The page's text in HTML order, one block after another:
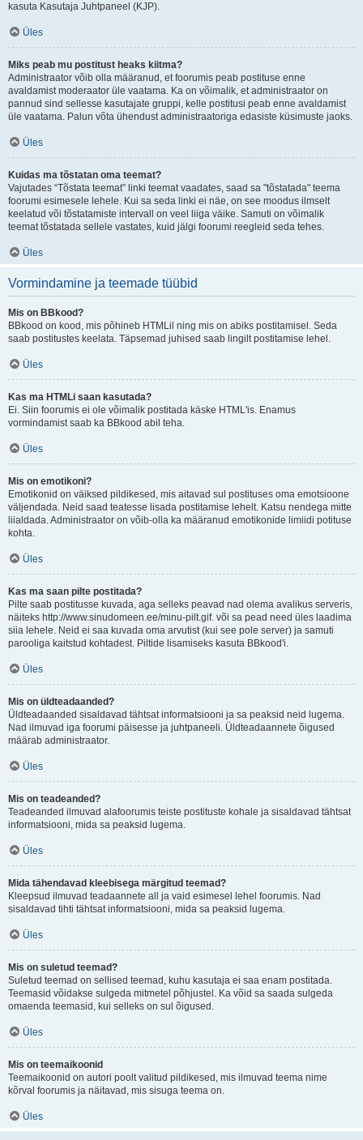
kasuta Kasutaja Juhtpaneel (KJP).
Üles
Miks peab mu postitust heaks kiitma?
Administraator võib olla määranud, et foorumis peab postituse enne
avaldamist moderaator üle vaatama. Ka on võimalik, et administraator on
pannud sind sellesse kasutajate gruppi, kelle postitusi peab enne avaldamist
üle vaatama. Palun võta ühendust administraatoriga edasiste küsimuste jaoks.
Üles
Kuidas ma tõstatan oma teemat?
Vajutades “Tõstata teemat” linki teemat vaadates, saad sa "tõstatada" teema
foorumi esimesele lehele. Kui sa seda linki ei näe, on see moodus ilmselt
keelatud või tõstatamiste intervall on veel liiga väike. Samuti on võimalik
teemat tõstatada sellele vastates, kuid jälgi foorumi reegleid seda tehes.
Üles
Vormindamine ja teemade tüübid
Mis on BBkood?
BBkood on kood, mis põhineb HTMLil ning mis on abiks postitamisel. Seda
saab postitustes keelata. Täpsemad juhised saab lingilt postitamise lehel.
Üles
Kas ma HTMLi saan kasutada?
Ei. Siin foorumis ei ole võimalik postitada käske HTML'is. Enamus
vormindamist saab ka BBkood abil teha.
Üles
Mis on emotikoni?
Emotikonid on väiksed pildikesed, mis aitavad sul postituses oma emotsioone
väljendada. Neid saad teatesse lisada postitamise lehelt. Katsu nendega mitte
liialdada. Administraator on võib-olla ka määranud emotikonide limiidi potituse
kohta.
Üles
Kas ma saan pilte postitada?
Pilte saab postitusse kuvada, aga selleks peavad nad olema avalikus serveris,
näiteks http://www.sinudomeen.ee/minu-pilt.gif. või sa pead need üles laadima
siia lehele. Neid ei saa kuvada oma arvutist (kui see pole server) ja samuti
parooliga kaitstud kohtadest. Piltide lisamiseks kasuta BBkood'i.
Üles
Mis on üldteadaanded?
Üldteadaanded sisaldavad tähtsat informatsiooni ja sa peaksid neid lugema.
Nad ilmuvad iga foorumi päisesse ja juhtpaneeli. Üldteadaannete õigused
määrab administraator.
Üles
Mis on teadeanded?
Teadeanded ilmuvad alafoorumis teiste postituste kohale ja sisaldavad tähtsat
informatsiooni, mida sa peaksid lugema.
Üles
Mida tähendavad kleebisega märgitud teemad?
Kleepsud ilmuvad teadaannete all ja vaid esimesel lehel foorumis. Nad
sisaldavad tihti tähtsat informatsiooni, mida sa peaksid lugema.
Üles
Mis on suletud teemad?
Suletud teemad on sellised teemad, kuhu kasutaja ei saa enam postitada.
Teemasid võidakse sulgeda mitmetel põhjustel. Ka võid sa saada sulgeda
omaenda teemasid, kui selleks on sul õigused.
Üles
Mis on teemaikoonid
Teemaikoonid on autori poolt valitud pildikesed, mis ilmuvad teema nime
kõrval foorumis ja näitavad, mis sisuga teema on.
Üles